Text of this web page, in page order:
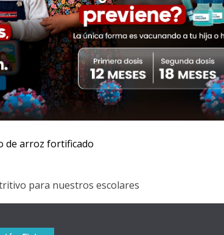
de arroz fortificado
para nuestros escolares